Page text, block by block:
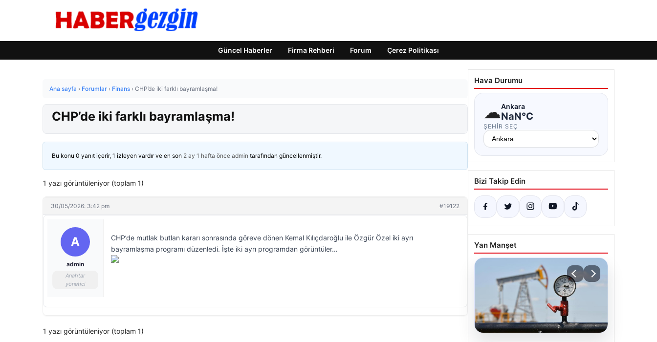
Güncel Haberler Firma Rehberi Forum Çerez Politikası
Ana sayfa › Forumlar › Finans › CHP’de iki farklı bayramlaşma!
CHP’de iki farklı bayramlaşma!
Bu konu 0 yanıt içerir, 1 izleyen vardır ve en son 2 ay 1 hafta önce admin tarafından güncellenmiştir.
1 yazı görüntüleniyor (toplam 1)
30/05/2026: 3:42 pm #19122
A
admin
Anahtar
yönetici
CHP’de mutlak butlan kararı sonrasında göreve dönen Kemal Kılıçdaroğlu ile Özgür Özel iki ayrı
bayramlaşma programı düzenledi. İşte iki ayrı programdan görüntüler…
1 yazı görüntüleniyor (toplam 1)
Hava Durumu
☁Ankara
NaN°C
ŞEHIR SEÇ
Bizi Takip Edin
Yan Manşet